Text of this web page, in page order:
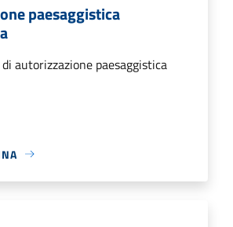
paesaggistica
autorizzazione paesaggistica